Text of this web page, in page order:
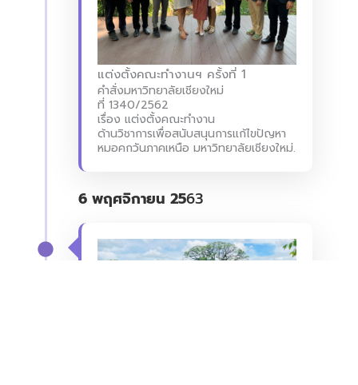
แต่งตั้งคณะทำงานฯ ครั้งที่ 1
คำสั่งมหาวิทยาลัยเชียงใหม่
ที่ 1340/2562
เรื่อง แต่งตั้งคณะทำงาน
ด้านวิชาการเพื่อสนับสนุนการแก้ไขปัญหา
หมอคกวันภาคเหนือ มหาวิทยาลัยเชียงใหม่.
6 พฤศจิกายน 2563